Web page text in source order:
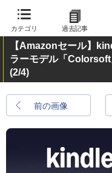
カテゴリ 過去記事
【Amazonセール】
ラーモデル「
(2/4)
前の画像